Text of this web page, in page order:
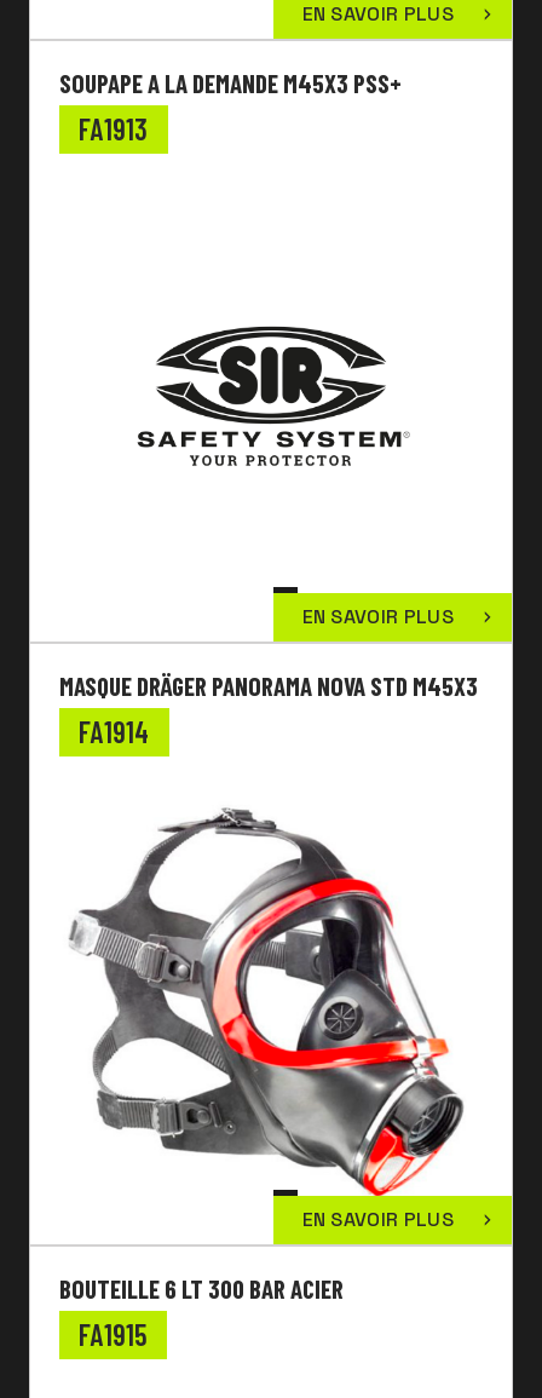
EN SAVOIR PLUS
SOUPAPE A LA DEMANDE M45X3 PSS+
FA1913
EN SAVOIR PLUS
MASQUE DRÄGER PANORAMA NOVA STD M45X3
FA1914
EN SAVOIR PLUS
BOUTEILLE 6 LT 300 BAR ACIER
FA1915